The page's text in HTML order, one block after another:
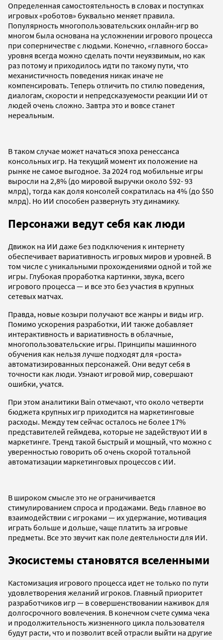
Определенная самостоятельность в словах и поступках
игровых «роботов» буквально меняет правила.
Популярность многопользовательских онлайн-игр во
многом была основана на усложнении игрового процесса
при соперничестве с людьми. Конечно, «главного босса»
уровня всегда можно сделать почти неуязвимым, но как
раз потому и приходилось идти по такому пути, что
механистичность поведения никак иначе не
компенсировать. Теперь отличить по стилю поведения,
диалогам, скорости и непредсказуемости реакции ИИ от
людей очень сложно. Завтра это и вовсе станет
нереальным.
В таком случае может начаться эпоха ренессанса
консольных игр. На текущий момент их положение на
рынке не самое выгодное. За 2024 год мобильные игры
выросли на 2,8% (до мировой выручки около $92- 93
млрд), тогда как доля консолей сократилась на 4% (до $50
млрд). Но ИИ способен развернуть эту динамику.
Персонажи ведут себя как люди
Движок на ИИ даже без подключения к интернету
обеспечивает вариативность игровых миров и уровней. В
том числе с уникальными прохождениями одной и той же
игры. Глубокая проработка картинки, звука, всего
игрового процесса — и все это без участия в крупных
сетевых матчах.
Правда, новые козыри получают все жанры и виды игр.
Помимо ускорения разработки, ИИ также добавляет
интерактивность и вариативность в облачные,
многопользовательские игры. Принципы машинного
обучения как нельзя лучше подходят для «роста»
автоматизированных персонажей. Они ведут себя в
точности как люди. Узнают игровой мир, совершают
ошибки, учатся.
При этом аналитики Bain отмечают, что около четверти
бюджета крупных игр приходится на маркетинговые
расходы. Между тем сейчас осталось не более 17%
представителей геймдева, которые не задействуют ИИ в
маркетинге. Тренд такой быстрый и мощный, что можно с
уверенностью говорить об очень скорой тотальной
автоматизации маркетинговых процессов с ИИ.
В широком смысле это не ограничивается
стимулированием спроса и продажами. Ведь главное во
взаимодействии с игроками — их удержание, мотивация
играть больше и дольше, чаще платить за игровые
предметы. Все это звучит как поле деятельности для ИИ.
Экосистемы становятся вселенными
Кастомизация игрового процесса идет не только по пути
удовлетворения желаний игроков. Главный приоритет
разработчиков игр — в совершенствовании наживок для
долгосрочного вовлечения. В конечном счете сумма чека
и продолжительность жизненного цикла пользователя
будут расти, что и позволит всей отрасли выйти на другие